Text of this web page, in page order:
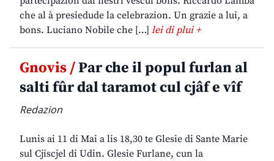
che al à presiedude la celebrazion. Un grazie a lui, a
bons. Luciano Nobile che […] lei di plui +
Gnovis /Par che il popul furlan al
salti fûr dal taramot cul cjâf e vîf
Redazion
Lunis ai 11 di Mai a lis 18,30 te Glesie di Sante Marie
sul Cjiscjel di Udin. Glesie Furlane, cun la